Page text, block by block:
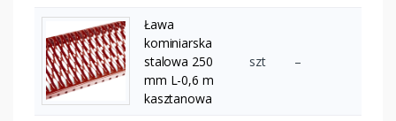
Ława
kominiarska
stalowa 250
mm L-0,6 m
kasztanowa
szt –